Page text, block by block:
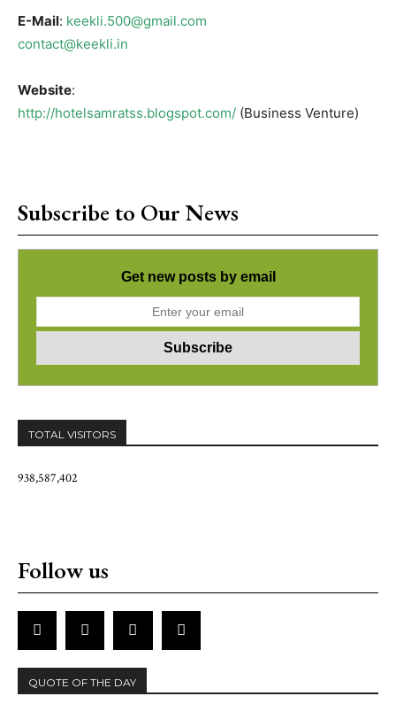
E-Mail: keekli.500@gmail.com
contact@keekli.in
Website:
http://hotelsamratss.blogspot.com/ (Business Venture)
Subscribe to Our News
Get new posts by email
TOTAL VISITORS
938,587,402
Follow us
QUOTE OF THE DAY